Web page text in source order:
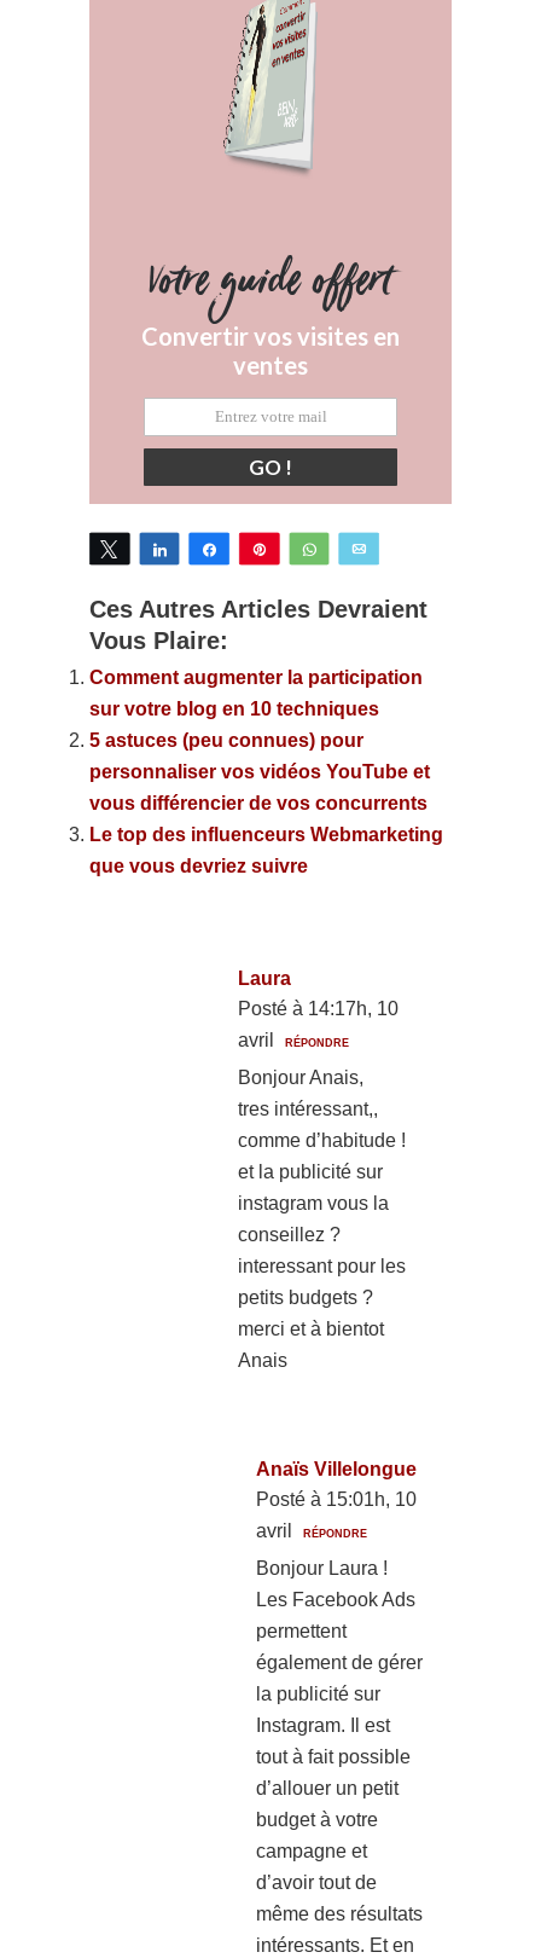
Votre guide offert
Convertir vos visites en
ventes
GO !
Tweetez Partagez Partagez Épingle WhatsApp
Ces Autres Articles Devraient
Vous Plaire:
Comment augmenter la participation
sur votre blog en 10 techniques
5 astuces (peu connues) pour
personnaliser vos vidéos YouTube et
vous différencier de vos concurrents
Le top des influenceurs Webmarketing
que vous devriez suivre
Laura
Posté à 14:17h, 10
avril
RÉPONDRE
Bonjour Anais,
tres intéressant,,
comme d’habitude !
et la publicité sur
instagram vous la
conseillez ?
interessant pour les
petits budgets ?
merci et à bientot
Anais
Anaïs Villelongue
Posté à 15:01h, 10
avril
RÉPONDRE
Bonjour Laura !
Les Facebook Ads
permettent
également de gérer
la publicité sur
Instagram. Il est
tout à fait possible
d’allouer un petit
budget à votre
campagne et
d’avoir tout de
même des résultats
intéressants. Et en